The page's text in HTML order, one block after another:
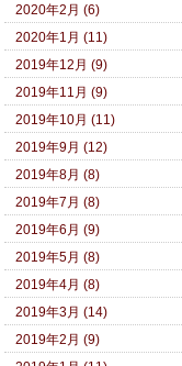
2020年2月 (6)
2020年1月 (11)
2019年12月 (9)
2019年11月 (9)
2019年10月 (11)
2019年9月 (12)
2019年8月 (8)
2019年7月 (8)
2019年6月 (9)
2019年5月 (8)
2019年4月 (8)
2019年3月 (14)
2019年2月 (9)